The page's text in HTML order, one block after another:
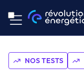
NOS TESTS